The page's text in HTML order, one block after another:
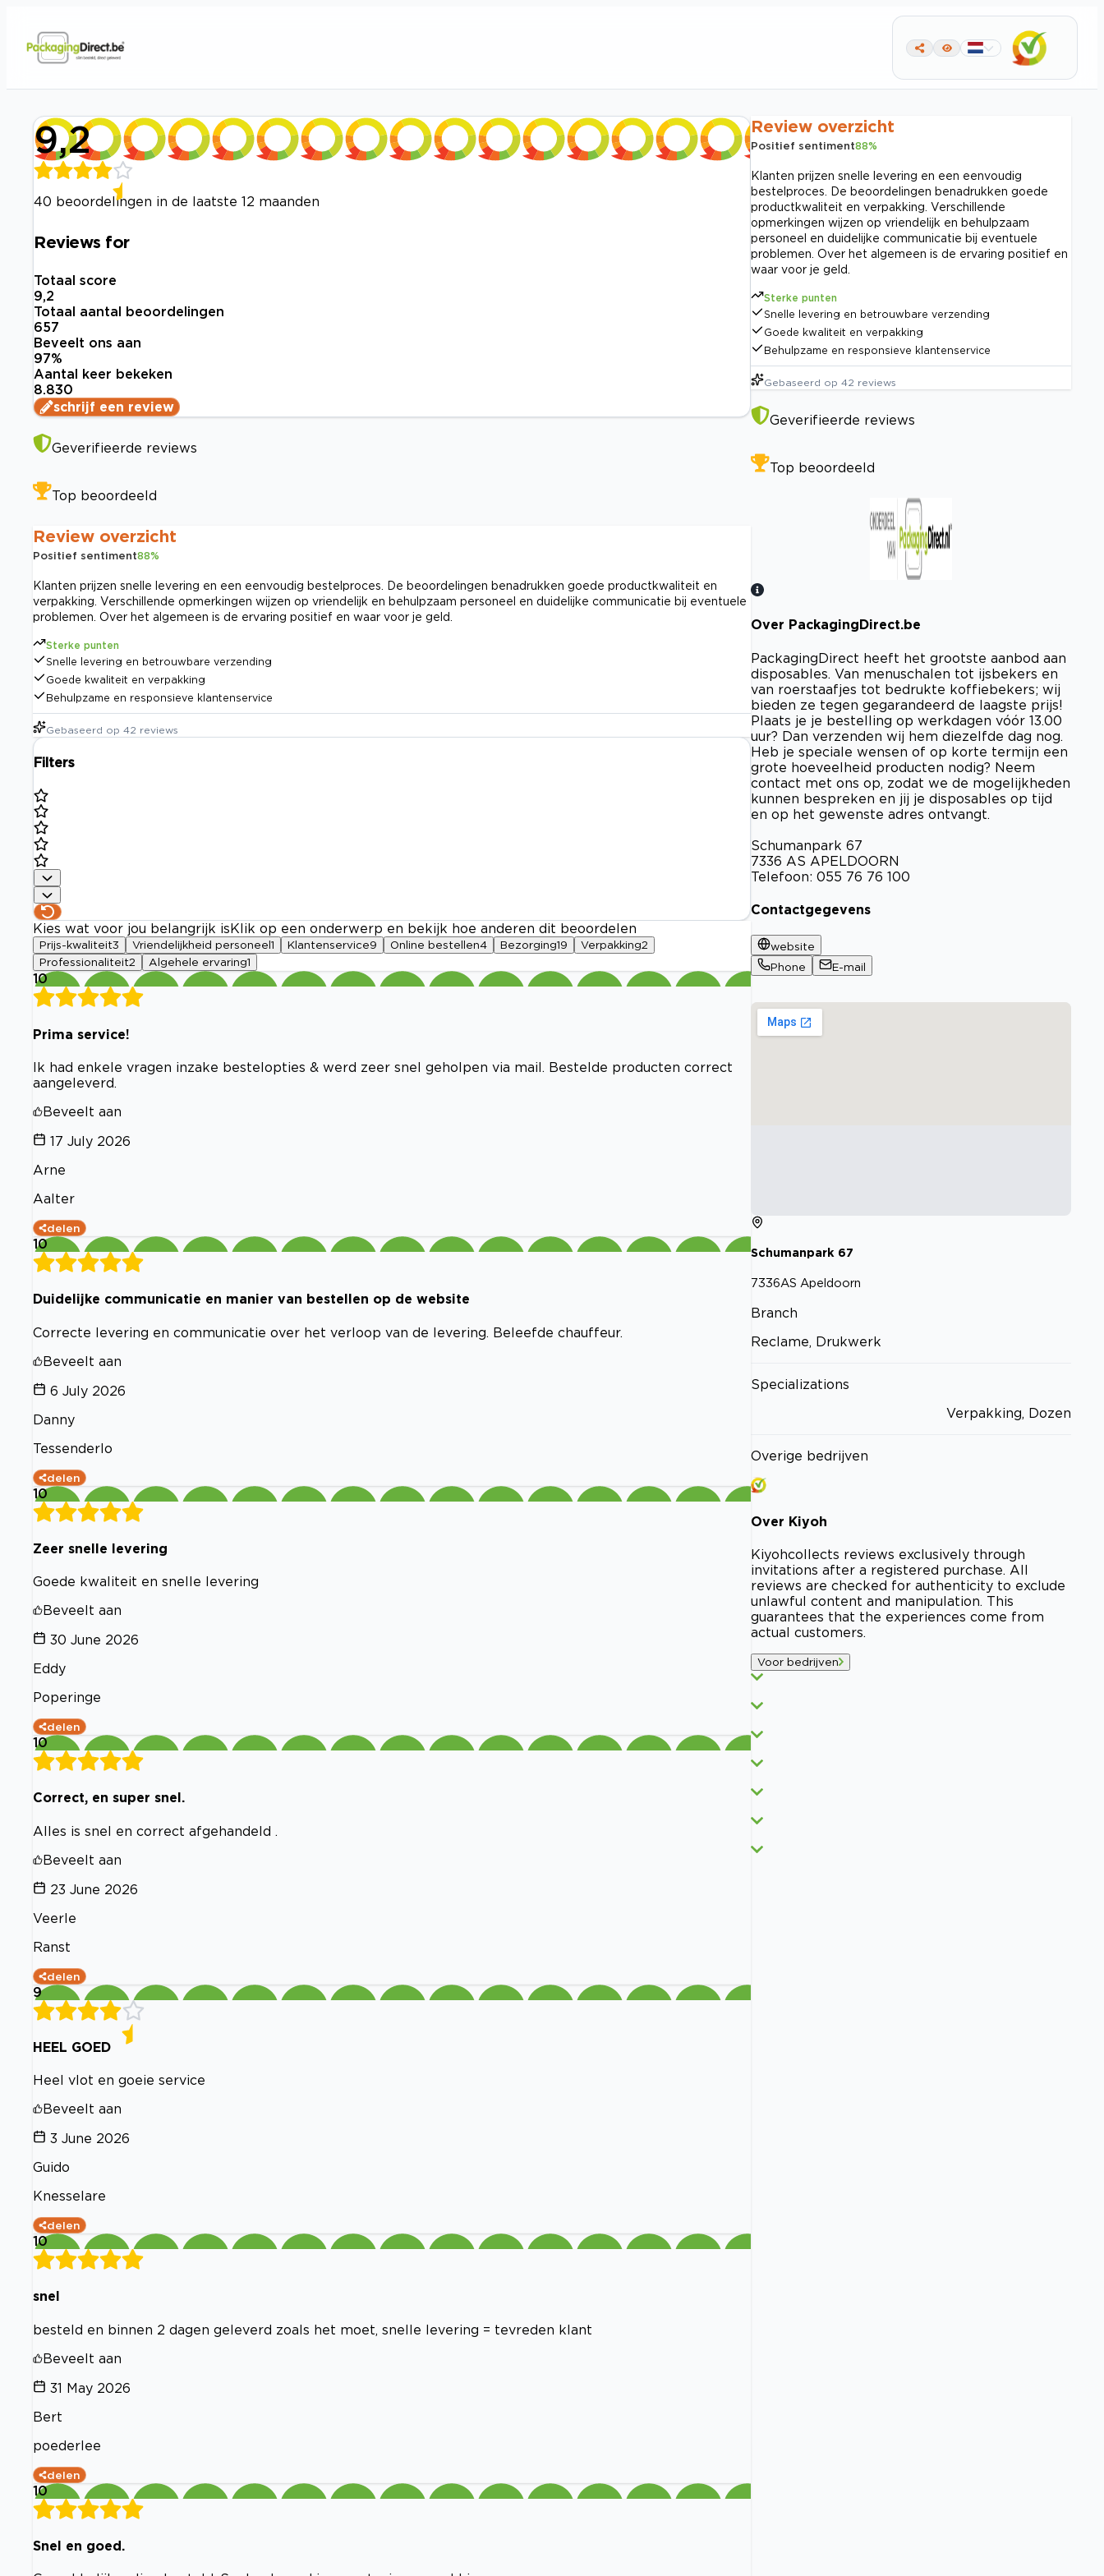
9,2
40 beoordelingen in de laatste 12 maanden
Reviews for
Totaal score
9,2
Totaal aantal beoordelingen
657
Beveelt ons aan
97%
Aantal keer bekeken
8.830
schrijf een review
Geverifieerde reviews
Top beoordeeld
Review overzicht
Positief sentiment88%
Klanten prijzen snelle levering en een eenvoudig bestelproces. De beoordelingen benadrukken goede productkwaliteit en
verpakking. Verschillende opmerkingen wijzen op vriendelijk en behulpzaam personeel en duidelijke communicatie bij eventuele
problemen. Over het algemeen is de ervaring positief en waar voor je geld.
Sterke punten
Snelle levering en betrouwbare verzending
Goede kwaliteit en verpakking
Behulpzame en responsieve klantenservice
Gebaseerd op 42 reviews
Filters
Kies wat voor jou belangrijk is Klik op een onderwerp en bekijk hoe anderen dit beoordelen
Prijs-kwaliteit3 Vriendelijkheid personeel 1 Klantenservice9 Online bestellen4 Bezorging19 Verpakking2
Professionaliteit2 Algehele ervaring1
10
Prima service!
Ik had enkele vragen inzake bestelopties & werd zeer snel geholpen via mail. Bestelde producten correct
aangeleverd.
Beveelt aan
17 July 2026
Arne
Aalter
delen
10
Duidelijke communicatie en manier van bestellen op de website
Correcte levering en communicatie over het verloop van de levering. Beleefde chauffeur.
Beveelt aan
6 July 2026
Danny
Tessenderlo
delen
10
Zeer snelle levering
Goede kwaliteit en snelle levering
Beveelt aan
30 June 2026
Eddy
Poperinge
delen
10
Correct, en super snel.
Alles is snel en correct afgehandeld .
Beveelt aan
23 June 2026
Veerle
Ranst
delen
9
HEEL GOED
Heel vlot en goeie service
Beveelt aan
3 June 2026
Guido
Knesselare
delen
10
snel
besteld en binnen 2 dagen geleverd zoals het moet, snelle levering = tevreden klant
Beveelt aan
31 May 2026
Bert
poederlee
delen
10
Snel en goed.
Review overzicht
Positief sentiment88%
Klanten prijzen snelle levering en een eenvoudig
bestelproces. De beoordelingen benadrukken goede
productkwaliteit en verpakking. Verschillende
opmerkingen wijzen op vriendelijk en behulpzaam
personeel en duidelijke communicatie bij eventuele
problemen. Over het algemeen is de ervaring positief en
waar voor je geld.
Sterke punten
Snelle levering en betrouwbare verzending
Goede kwaliteit en verpakking
Behulpzame en responsieve klantenservice
Gebaseerd op 42 reviews
Geverifieerde reviews
Top beoordeeld
Bekijk certificaat
Over PackagingDirect.be
PackagingDirect heeft het grootste aanbod aan
disposables. Van menuschalen tot ijsbekers en
van roerstaafjes tot bedrukte koffiebekers; wij
bieden ze tegen gegarandeerd de laagste prijs!
Plaats je je bestelling op werkdagen vóór 13.00
uur? Dan verzenden wij hem diezelfde dag nog.
Heb je speciale wensen of op korte termijn een
grote hoeveelheid producten nodig? Neem
contact met ons op, zodat we de mogelijkheden
kunnen bespreken en jij je disposables op tijd
en op het gewenste adres ontvangt.
Schumanpark 67
7336 AS APELDOORN
Telefoon: 055 76 76 100
Contactgegevens
website
Phone
E-mail
Schumanpark 67
7336AS Apeldoorn
Branch
Reclame, Drukwerk
Specializations
Verpakking, Dozen
Overige bedrijven
Over Kiyoh
Kiyohcollects reviews exclusively through
invitations after a registered purchase. All
reviews are checked for authenticity to exclude
unlawful content and manipulation. This
guarantees that the experiences come from
actual customers.
Voor bedrijven